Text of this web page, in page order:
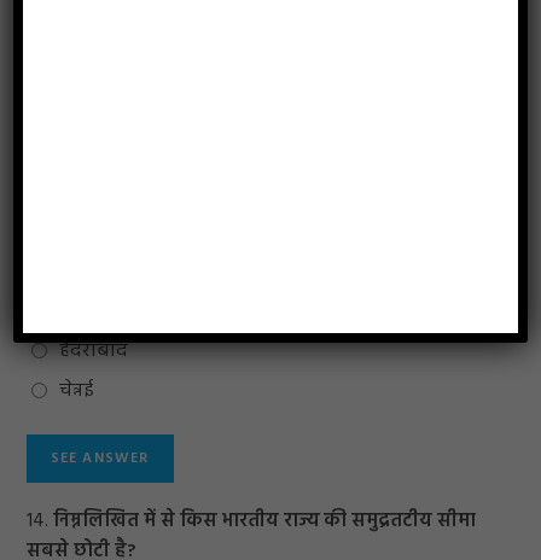
हैदराबाद
चेन्नई
14.निम्नलिखित में से किस भारतीय राज्य की समुद्रतटीय सीमा
सबसे छोटी है?